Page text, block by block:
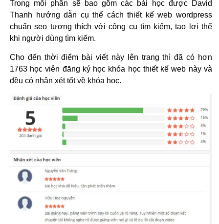
Trong mỗi phần sẽ bao gồm các bài học được David
Thanh hướng dẫn cụ thể cách thiết kế web wordpress
chuẩn seo tương thích với công cụ tìm kiếm, tạo lợi thế
khi người dùng tìm kiếm.
Cho đến thời điểm bài viết này lên trang thì đã có hơn
1763 học viên đăng ký học khóa học thiết kế web này và
đều có nhận xét tốt về khóa học.